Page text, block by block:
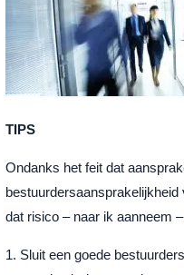
TIPS
Ondanks het feit dat
dat risico – naar ik aanneem
Sluit een goede